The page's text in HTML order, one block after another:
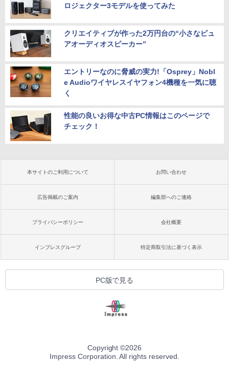
ロジェクター3モデルを使ってみた
クリエイティブが作った2万円台の“小さなピュ
アオーディオスピーカー”
エントリーなのに脅威の実力!「Osprey」Nobl
e Audioワイヤレスイヤフォン4機種を一気に聴
く
性能の良いお得な中古PC情報はこのページで
チェック！
本サイトのご利用について お問い合わせ
広告掲載のご案内 編集部へのご連絡
プライバシーポリシー 会社概要
インプレスグループ 特定商取引法に基づく表示
PC版で見る
Copyright ©2026
Impress Corporation. All rights reserved.